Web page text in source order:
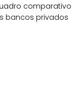
comparativo
bancos privados